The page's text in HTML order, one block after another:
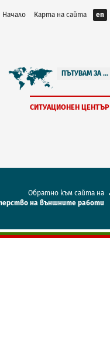
Начало Карта на сайта en
ПЪТУВАМ ЗА ...
СИТУАЦИОНЕН ЦЕНТЪР
Обратно към сайта на
на външните работи